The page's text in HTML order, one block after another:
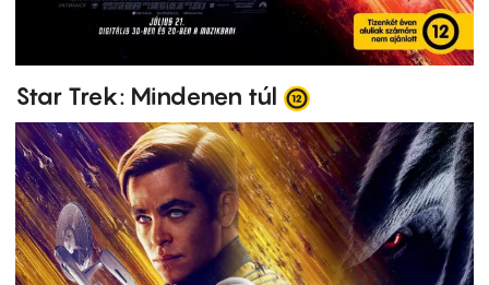
Star Trek: Mindenen túl